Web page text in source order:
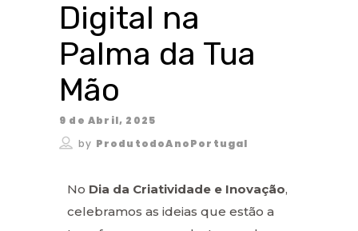
Digital na
Palma da Tua
Mão
9 de Abril, 2025
by ProdutodoAnoPortugal
No Dia da Criatividade e Inovação,
celebramos as ideias que estão a